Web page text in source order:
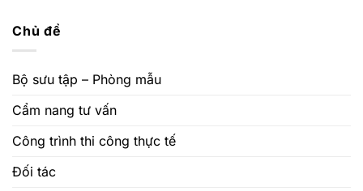
Chủ đề
Bộ sưu tập – Phòng mẫu
Cẩm nang tư vấn
Công trình thi công thực tế
Đối tác